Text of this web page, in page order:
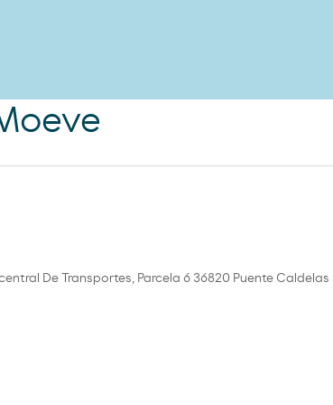
De Transportes, Parcela 6 36820 Puente Caldelas